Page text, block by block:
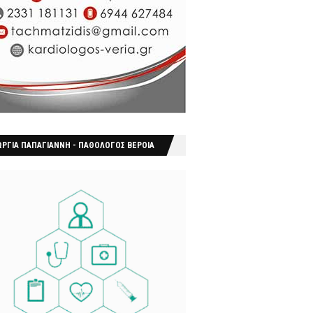
ΠΑΠΑΓΙΑΝΝΗ - ΠΑΘΟΛΟΓΟΣ ΒΕΡΟΙΑ